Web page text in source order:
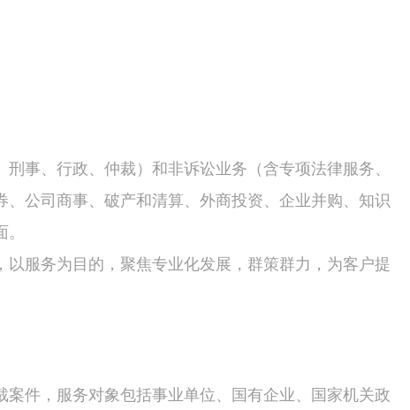
事、行政、仲裁）和非诉讼业务（含专项法律服务、
公司商事、破产和清算、外商投资、企业并购、知识
服务为目的，聚焦专业化发展，群策群力，为客户提
件，服务对象包括事业单位、国有企业、国家机关政